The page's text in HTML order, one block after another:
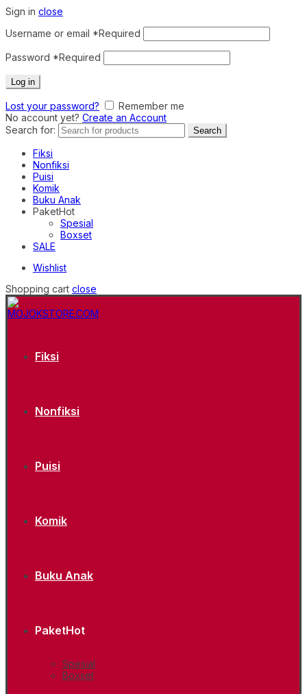
Sign in close
Username or email *Required
Password *Required
Log in
Lost your password?
Remember me
No account yet? Create an Account
Search for:
Search
Fiksi
Nonfiksi
Puisi
Komik
Buku Anak
PaketHot
Spesial
Boxset
SALE
Wishlist
Shopping cart close
Fiksi
Nonfiksi
Puisi
Komik
Buku Anak
PaketHot
Spesial
Boxset